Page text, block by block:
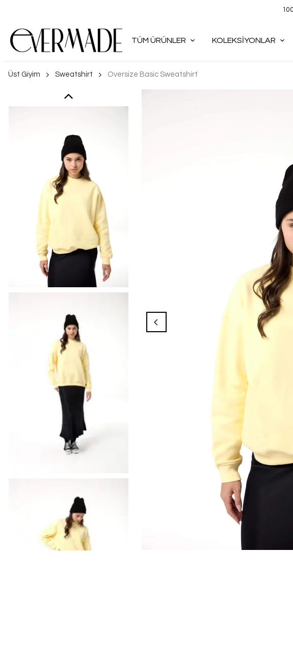
TÜM ÜRÜNLER KOLEKSİYONLAR
Üst Giyim Sweatshirt Oversize Basic Sweatshirt